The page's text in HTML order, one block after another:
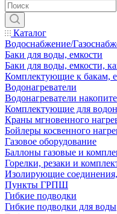
Каталог
Водоснабжение/
Баки для воды, емкости
Баки для воды, емкости,
Комплектующие к бакам,
Водонагреватели
Водонагреватели
Комплектующие для
Краны мгновенного
Бойлеры косвенного
Газовое оборудование
Баллоны газовые и
Горелки, резаки и
Изолирующие
Пункты ГРПШ
Гибкие подводки
Гибкие подводки для воды